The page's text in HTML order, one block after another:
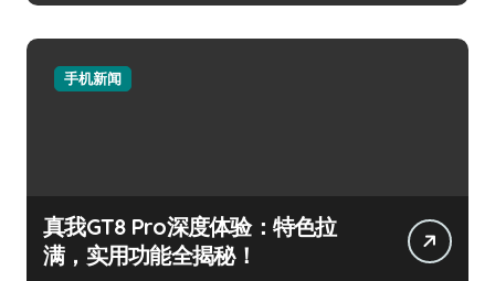
手机新闻
真我GT8 Pro深度体验：特色拉
满，实用功能全揭秘！